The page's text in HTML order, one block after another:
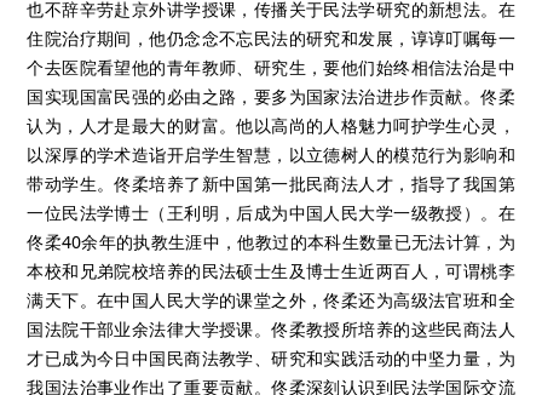
也不辞辛劳赴京外讲学授课，传播关于民法学研究的新想法。在
住院治疗期间，他仍念念不忘民法的研究和发展，谆谆叮嘱每一
个去医院看望他的青年教师、研究生，要他们始终相信法治是中
国实现国富民强的必由之路，要多为国家法治进步作贡献。佟柔
认为，人才是最大的财富。他以高尚的人格魅力呵护学生心灵，
以深厚的学术造诣开启学生智慧，以立德树人的模范行为影响和
带动学生。佟柔培养了新中国第一批民商法人才，指导了我国第
一位民法学博士（王利明，后成为中国人民大学一级教授）。在
佟柔40余年的执教生涯中，他教过的本科生数量已无法计算，为
本校和兄弟院校培养的民法硕士生及博士生近两百人，可谓桃李
满天下。在中国人民大学的课堂之外，佟柔还为高级法官班和全
国法院干部业余法律大学授课。佟柔教授所培养的这些民商法人
才已成为今日中国民商法教学、研究和实践活动的中坚力量，为
我国法治事业作出了重要贡献。佟柔深刻认识到民法学国际交流